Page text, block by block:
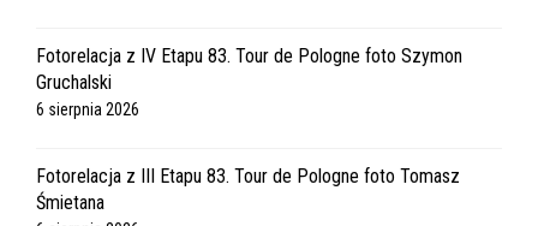
Fotorelacja z IV Etapu 83. Tour de Pologne foto Szymon
Gruchalski
6 sierpnia 2026
Fotorelacja z III Etapu 83. Tour de Pologne foto Tomasz
Śmietana